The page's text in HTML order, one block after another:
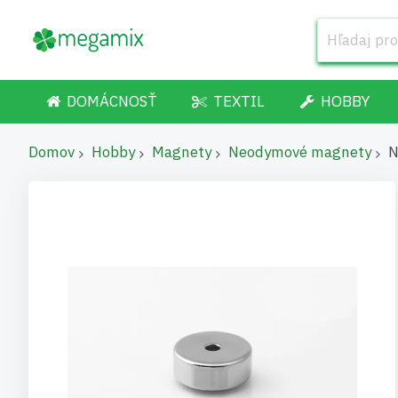
DOMÁCNOSŤ TEXTIL HOBBY
Domov Hobby Magnety Neodymové magnety